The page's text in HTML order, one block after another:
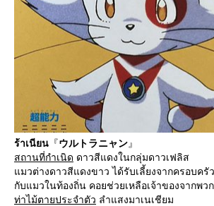
ร้าเนียน 『ウルトラニャン』
สถานที่กำเนิด ดาวสีแดงในกลุ่มดาวเฟลิส
แมวต่างดาวสีแดงขาว ได้รับเลี้ยงจากครอบค
กับแมวในท้องถิ่น คอยช่วยเหลือเจ้าของจากพว
ท่าไม้ตายประจำตัว ลำแสงมาเนเชียม